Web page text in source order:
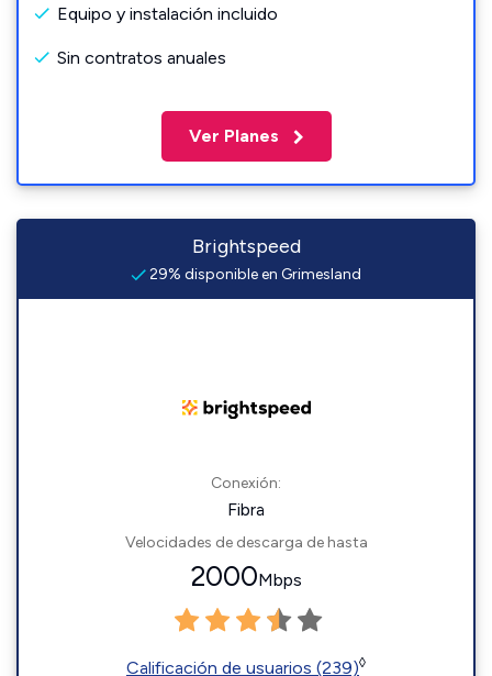
Equipo y instalación incluido
Sin contratos anuales
Ver Planes
Brightspeed
29% disponible en Grimesland
Conexión:
Fibra
Velocidades de descarga de hasta
2000Mbps
Calificación de usuarios (239)◊